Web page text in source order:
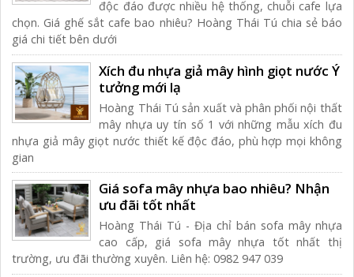
độc đáo được nhiều hệ thống, chuỗi cafe lựa
chọn. Giá ghế sắt cafe bao nhiêu? Hoàng Thái Tú chia sẻ báo
giá chi tiết bên dưới
Xích đu nhựa giả mây hình giọt nước Ý
tưởng mới lạ
Hoàng Thái Tú sản xuất và phân phối nội thất
mây nhựa uy tín số 1 với những mẫu xích đu
nhựa giả mây giọt nước thiết kế độc đáo, phù hợp mọi không
gian
Giá sofa mây nhựa bao nhiêu? Nhận
ưu đãi tốt nhất
Hoàng Thái Tú - Địa chỉ bán sofa mây nhựa
cao cấp, giá sofa mây nhựa tốt nhất thị
trường, ưu đãi thường xuyên. Liên hệ: 0982 947 039